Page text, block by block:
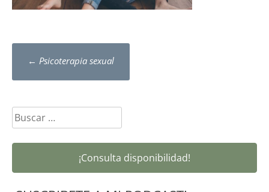
Post
navigation
← Psicoterapia sexual
Buscar:
¡Consulta disponibilidad!